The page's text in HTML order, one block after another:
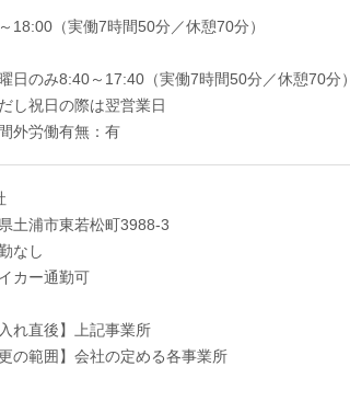
18:00（実働7時間50分／休憩70分）
日のみ8:40～17:40（実働7時間50分／休憩70分）
祝日の際は翌営業日
外労働有無：有
土浦市東若松町3988-3
なし
カー通勤可
れ直後】上記事業所
の範囲】会社の定める各事業所